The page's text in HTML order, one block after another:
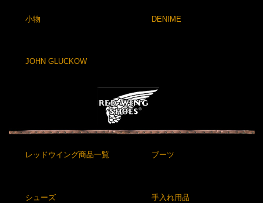
小物 DENIME
JOHN GLUCKOW
レッドウイング商品一覧 ブーツ
シューズ 手入れ用品